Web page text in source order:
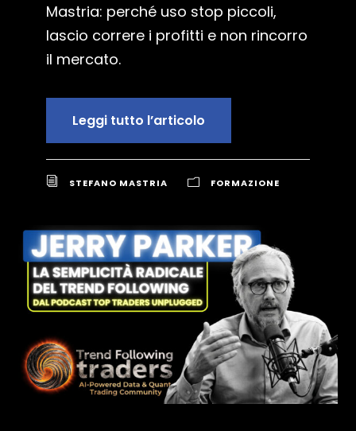
Mastria: perché uso stop piccoli,
lascio correre i profitti e non rincorro
il mercato.
Leggi tutto l’articolo
STEFANO MASTRIA FORMAZIONE